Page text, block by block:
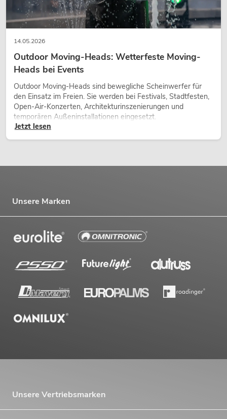
14.05.2026
Outdoor Moving-Heads: Wetterfeste Moving-
Heads bei Events
Outdoor Moving-Heads sind bewegliche Scheinwerfer für
den Einsatz im Freien. Sie werden bei Festivals, Stadtfesten,
Open-Air-Konzerten, Architekturinszenierungen und
temporären Außeninstallationen eingesetzt.
Jetzt lesen
Unsere Marken
Unsere Vertriebsmarken